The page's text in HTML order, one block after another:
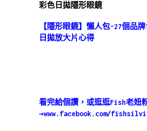
彩色日拋隱形眼鏡
【隱形眼鏡】懶人包-27個品
日拋放大片心得
看完給個讚，或逛逛Fish老妞
→www.facebook.com/